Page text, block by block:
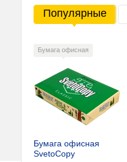
Популярные
Бумага офисная
Бумага офисная
SvetoCopy